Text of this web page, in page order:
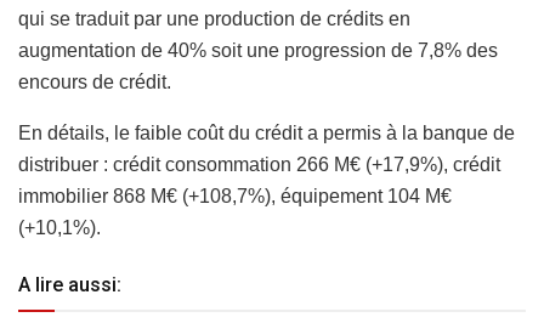
qui se traduit par une production de crédits en
augmentation de 40% soit une progression de 7,8% des
encours de crédit.
En détails, le faible coût du crédit a permis à la banque de
distribuer : crédit consommation 266 M€ (+17,9%), crédit
immobilier 868 M€ (+108,7%), équipement 104 M€
(+10,1%).
A lire aussi: